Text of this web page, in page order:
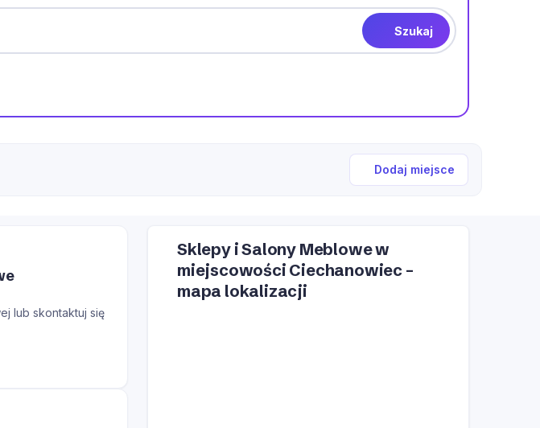
Szukaj
Dodaj miejsce
lub skontaktuj się
Sklepy i Salony Meblowe w
miejscowości Ciechanowiec –
mapa lokalizacji